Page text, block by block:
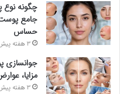
چگونه
جامع
حساس
3 هفته پیش
مزایا،
3 هفته پیش